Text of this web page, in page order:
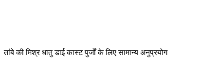
तांबे की मिश्र धातु डाई कास्ट पुर्जों के लिए सामान्य अनुप्रयोग